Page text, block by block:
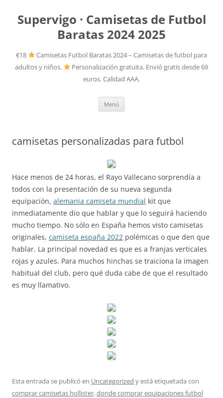
Supervigo · Camisetas de Futbol
Baratas 2024 2025
€18
Camisetas Futbol Baratas 2024 – Camisetas de futbol para
adultos y niños.
Personalización gratuita. Envió gratis desde 69
euros. Calidad AAA.
Menú
camisetas personalizadas para futbol
Hace menos de 24 horas, el Rayo Vallecano sorprendía a
todos con la presentación de su nueva segunda
equipación, alemania camiseta mundial kit que
inmediatamente dio que hablar y que lo seguirá haciendo
mucho tiempo. No sólo en España hemos visto camisetas
originales, camiseta españa 2022 polémicas o que den que
hablar. La principal novedad es que es a franjas verticales
rojas y azules. Para muchos hinchas se traiciona la imagen
habitual del club, pero qué duda cabe de que el resultado
es muy llamativo.
Esta entrada se publicó en Uncategorized y está etiquetada con
comprar camisetas hollister,donde comprar equipaciones futbol